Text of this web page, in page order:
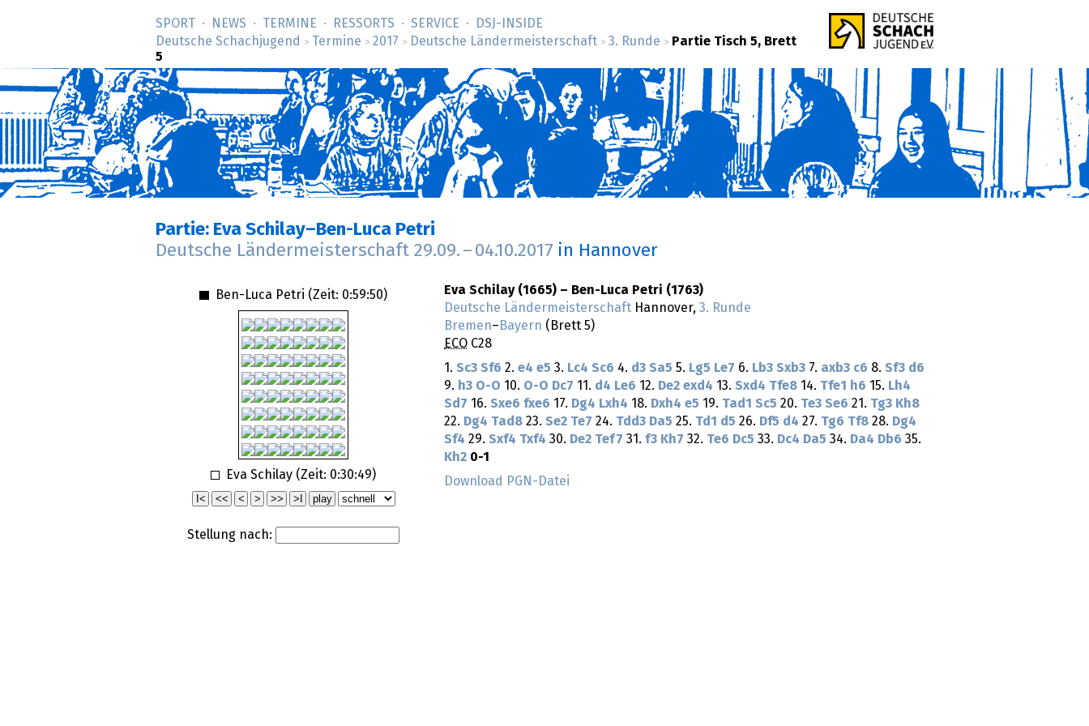
SPORT NEWS TERMINE RESSORTS SERVICE
DSJ-­INSIDE
Deutsche Schachjugend
> Termine > 2017 > Deutsche Ländermeisterschaft > 3. Runde > Partie Tisch 5, Brett
5
Partie: Eva Schilay–Ben-Luca Petri
Deutsche Ländermeisterschaft 29.09. – 04.10.2017 in Hannover
Ben-Luca Petri (Zeit: 0:59:50)
Eva Schilay (Zeit: 0:30:49)
Stellung nach:
Eva Schilay (1665) – Ben-Luca Petri (1763)
Deutsche Ländermeisterschaft Hannover, 3. Runde
Bremen– Bayern (Brett 5)
ECO C28
1. Sc3 Sf6 2. e4 e5 3. Lc4 Sc6 4. d3 Sa5 5. Lg5 Le7 6. Lb3 Sxb3 7. axb3 c6 8. Sf3 d6
9. h3 O-O 10. O-O Dc7 11. d4 Le6 12. De2 exd4 13. Sxd4 Tfe8 14. Tfe1 h6 15. Lh4
Sd7 16. Sxe6 fxe6 17. Dg4 Lxh4 18. Dxh4 e5 19. Tad1 Sc5 20. Te3 Se6 21. Tg3 Kh8
22. Dg4 Tad8 23. Se2 Te7 24. Tdd3 Da5 25. Td1 d5 26. Df5 d4 27. Tg6 Tf8 28. Dg4
Sf4 29. Sxf4 Txf4 30. De2 Tef7 31. f3 Kh7 32. Te6 Dc5 33. Dc4 Da5 34. Da4 Db6 35.
Kh2 0-1
Download PGN-Datei